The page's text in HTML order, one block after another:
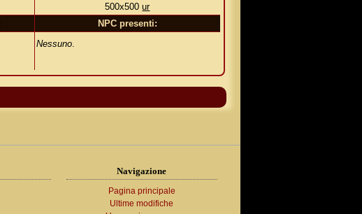
500x500ur
NPC presenti:
Nessuno.
Navigazione
Pagina principale
Ultime modifiche